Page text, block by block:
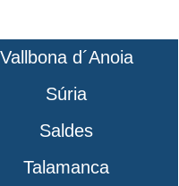
Vallbona d´Anoia
Súria
Saldes
Talamanca